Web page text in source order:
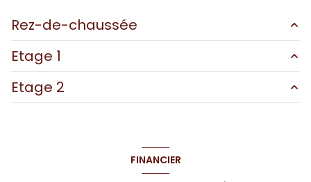
Rez-de-chaussée
garage
entrée
13.75 m²
Etage 1
Dégagement
Etage 2
FINANCIER